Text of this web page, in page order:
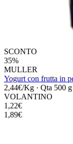
SCONTO
35%
MULLER
Yogurt con frutta in
2,44€/Kg · Qta 500 g
VOLANTINO
1,22€
1,89€